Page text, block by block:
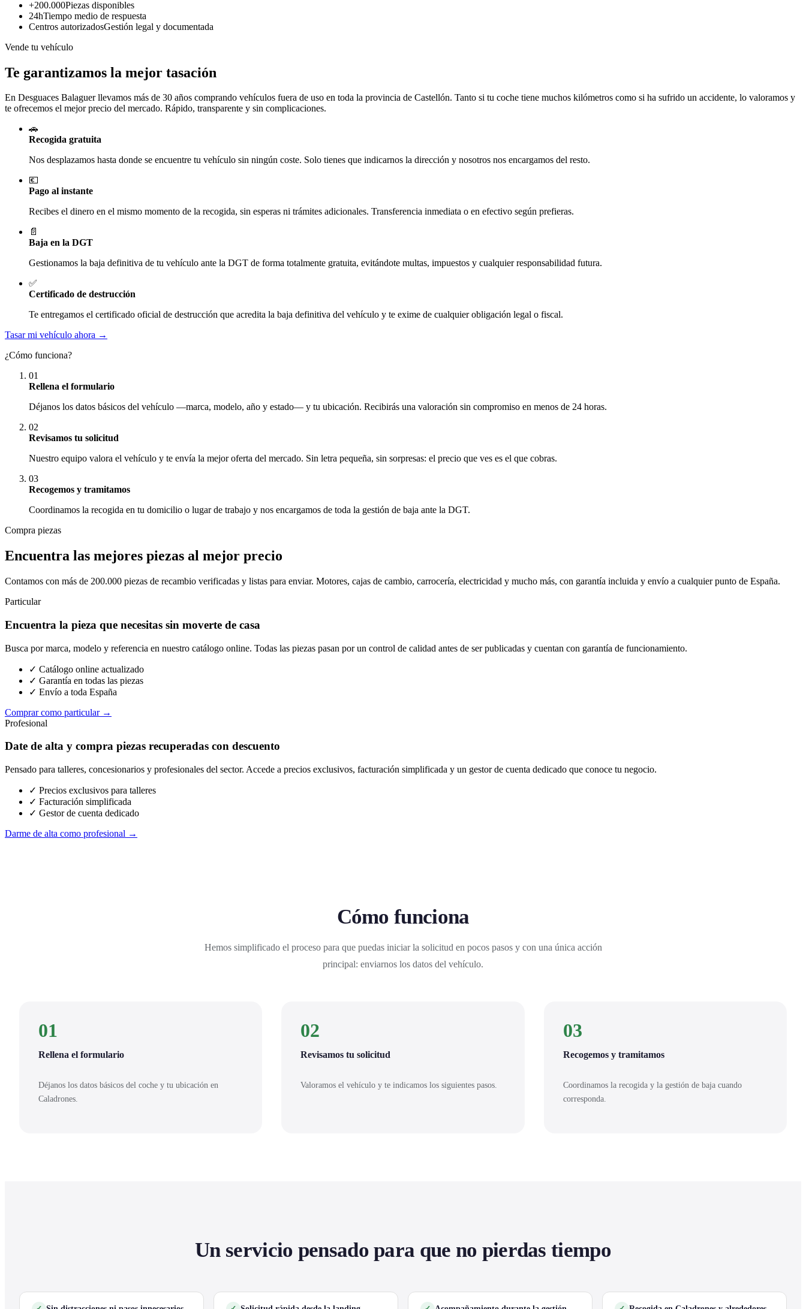
+200.000Piezas disponibles
24hTiempo medio de respuesta
Centros autorizadosGestión legal y documentada
Vende tu vehículo
Te garantizamos la mejor tasación
En Desguaces Balaguerllevamos más de 30 años comprando vehículos fuera de uso en toda la provincia de Castellón. Tanto si tu coche tiene muchos kilómetros como si ha sufrido un accidente, lo valoramos y
te ofrecemos el mejor precio del mercado. Rápido, transparente y sin complicaciones.
🚗
Recogida gratuita
Nos desplazamos hasta donde se encuentre tu vehículo sin ningún coste. Solo tienes que indicarnos la dirección y nosotros nos encargamos del resto.
💶
Pago al instante
Recibes el dinero en el mismo momento de la recogida, sin esperas ni trámites adicionales. Transferencia inmediata o en efectivo según prefieras.
📄
Baja en la DGT
Gestionamos la baja definitiva de tu vehículo ante la DGT de forma totalmente gratuita, evitándote multas, impuestos y cualquier responsabilidad futura.
✅
Certificado de destrucción
Te entregamos el certificado oficial de destrucción que acredita la baja definitiva del vehículo y te exime de cualquier obligación legal o fiscal.
Tasar mi vehículo ahora →
¿Cómo funciona?
01
Rellena el formulario
Déjanos los datos básicos del vehículo —marca, modelo, año y estado— y tu ubicación. Recibirás una valoración sin compromiso en menos de 24 horas.
02
Revisamos tu solicitud
Nuestro equipo valora el vehículo y te envía la mejor oferta del mercado. Sin letra pequeña, sin sorpresas: el precio que ves es el que cobras.
03
Recogemos y tramitamos
Coordinamos la recogida en tu domicilio o lugar de trabajo y nos encargamos de toda la gestión de baja ante la DGT.
Compra piezas
Encuentra las mejores piezas al mejor precio
Contamos con más de 200.000 piezas de recambio verificadas y listas para enviar. Motores, cajas de cambio, carrocería, electricidad y mucho más, con garantía incluida y envío a cualquier punto de España.
Particular
Encuentra la pieza que necesitas sin moverte de casa
Busca por marca, modelo y referencia en nuestro catálogo online. Todas las piezas pasan por un control de calidad antes de ser publicadas y cuentan con garantía de funcionamiento.
✓ Catálogo online actualizado
✓ Garantía en todas las piezas
✓ Envío a toda España
Comprar como particular →
Profesional
Date de alta y compra piezas recuperadas con descuento
Pensado para talleres, concesionarios y profesionales del sector. Accede a precios exclusivos, facturación simplificada y un gestor de cuenta dedicado que conoce tu negocio.
✓ Precios exclusivos para talleres
✓ Facturación simplificada
✓ Gestor de cuenta dedicado
Darme de alta como profesional →
Cómo funciona
Hemos simplificado el proceso para que puedas iniciar la solicitud en pocos pasos y con una única acción
principal: enviarnos los datos del vehículo.
01
Rellena el formulario
Déjanos los datos básicos del coche y tu ubicación en
Caladrones.
02
Revisamos tu solicitud
Valoramos el vehículo y te indicamos los siguientes pasos.
03
Recogemos y tramitamos
Coordinamos la recogida y la gestión de baja cuando
corresponda.
Un servicio pensado para que no pierdas tiempo